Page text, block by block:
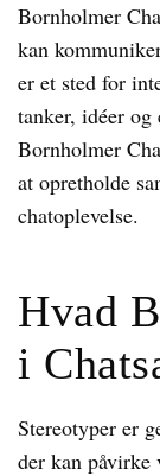
Bornholmer
kan
er et sted for
tanker, idéer
Bornholmer
at opretholde
chatoplevelse.
Hvad
i
Stereotyper er
der kan påvirke